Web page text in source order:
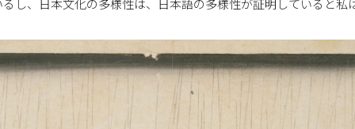
し、日本文化の多様性は、日本語の多様性が証明していると私